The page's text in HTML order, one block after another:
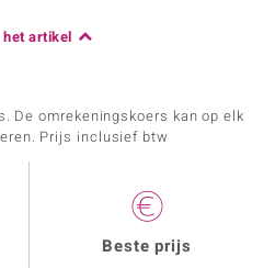
het artikel
De omrekeningskoers kan op elk
Prijs inclusief btw
Beste prijs